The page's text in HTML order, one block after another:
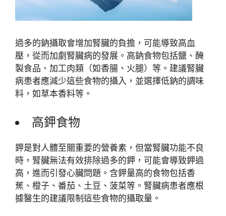
過多的鈉攝取會增加腎臟的負擔，可能導致高血
壓，從而加劇腎臟病的發展。高鈉食物包括鹽、醃
製食品、加工肉類（如香腸、火腿）等。建議腎臟
病患者應減少這些食物的攝入，並選擇低鈉的調味
料，如草本香料等。
高鉀食物
鉀是對人體至關重要的營養素，但當腎臟功能不良
時，腎臟無法有效排除過多的鉀，可能會導致鉀過
高，進而引發心臟問題。含鉀量高的食物包括香
蕉、橙子、番茄、土豆、菠菜等。腎臟病患者應根
據醫生的建議限制這些食物的攝取量。